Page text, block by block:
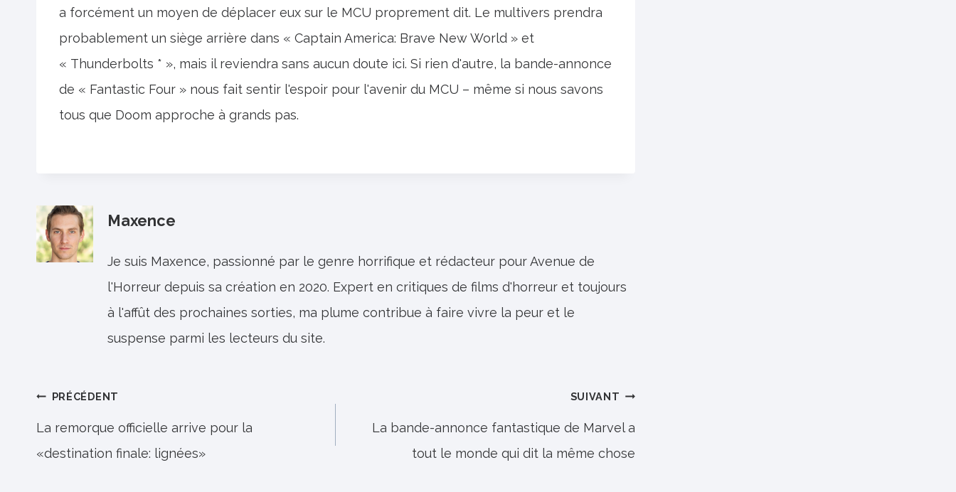
a forcément un moyen de déplacer eux sur le MCU proprement dit. Le multivers prendra
probablement un siège arrière dans « Captain America: Brave New World » et
« Thunderbolts * », mais il reviendra sans aucun doute ici. Si rien d'autre, la bande-annonce
de « Fantastic Four » nous fait sentir l'espoir pour l'avenir du MCU – même si nous savons
tous que Doom approche à grands pas.
Maxence
Je suis Maxence, passionné par le genre horrifique et rédacteur pour Avenue de
l'Horreur depuis sa création en 2020. Expert en critiques de films d'horreur et toujours
à l'affût des prochaines sorties, ma plume contribue à faire vivre la peur et le
suspense parmi les lecteurs du site.
Navigation
de
l’article
PRÉCÉDENT
La remorque officielle arrive pour la
«destination finale: lignées»
SUIVANT
La bande-annonce fantastique de Marvel a
tout le monde qui dit la même chose